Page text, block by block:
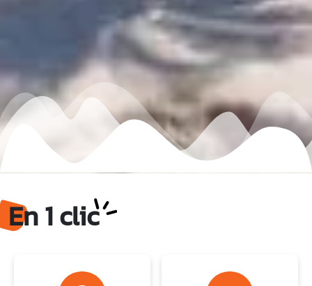
Ville du Gosier - Guadeloupe
En 1 clic